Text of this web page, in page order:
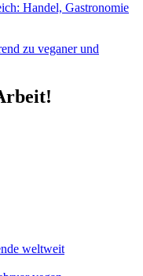
Handel, Gastronomie
zu veganer und
weltweit